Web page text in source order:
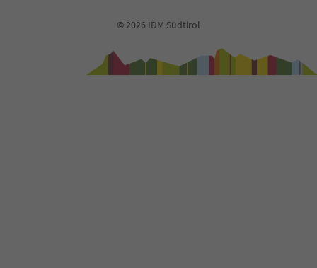
© 2026 IDM Südtirol